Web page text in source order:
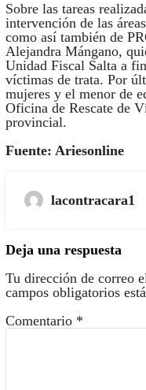
Sobre las tareas
intervención de las
como así también de
Alejandra Mángano,
Unidad Fiscal Salta a
víctimas de trata. Por
mujeres y el menor de
Oficina de Rescate de
provincial.
Fuente: Ariesonline
lacontracara1
Deja una respuesta
Tu dirección de correo
campos obligatorios
Comentario *